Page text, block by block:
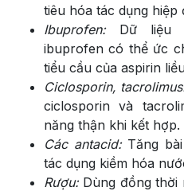
tiêu hóa tác dụng hiệp
Ibuprofen: Dữ liệu
ibuprofen có thể ức
tiểu cầu của aspirin
Ciclosporin,
ciclosporin và
năng thận khi kết hợp.
Các antacid: Tăng
tác dụng kiềm hóa
Rượu: Dùng đồng thời